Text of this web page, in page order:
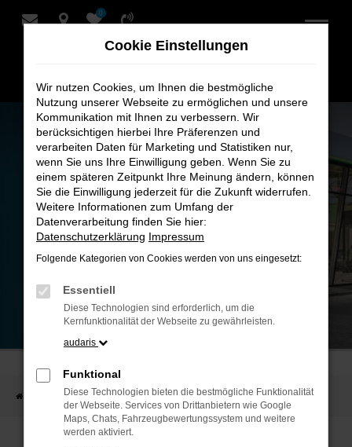
Zum
0
Startseite Standorte Škoda Bremen
Cookie Einstellungen
Wir nutzen Cookies, um Ihnen die bestmögliche
Nutzung unserer Webseite zu ermöglichen und unsere
Kommunikation mit Ihnen zu verbessern. Wir
berücksichtigen hierbei Ihre Präferenzen und
verarbeiten Daten für Marketing und Statistiken nur,
wenn Sie uns Ihre Einwilligung geben. Wenn Sie zu
einem späteren Zeitpunkt Ihre Meinung ändern, können
Sie die Einwilligung jederzeit für die Zukunft widerrufen.
Weitere Informationen zum Umfang der
Datenverarbeitung finden Sie hier:
Datenschutzerklärung Impressum
Folgende Kategorien von Cookies werden von uns eingesetzt:
Essentiell
Diese Technologien sind erforderlich, um die
Kernfunktionalität der Webseite zu gewährleisten.
audaris
Funktional
Diese Technologien bieten die bestmögliche Funktionalität
der Webseite. Services von Drittanbietern wie Google
Maps, Chats, Fahrzeugbewertungssystem und weitere
werden aktiviert.